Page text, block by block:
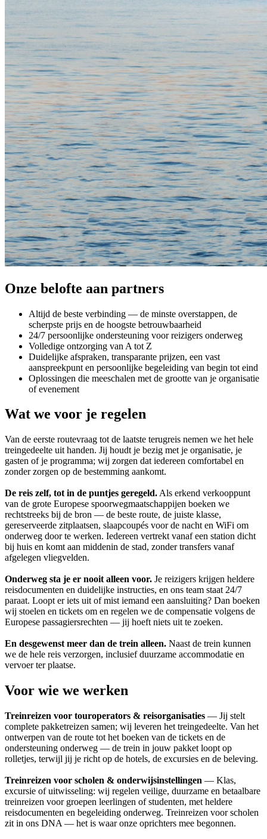
Onze belofte aan partners
Altijd de beste verbinding — de minste overstappen, de
scherpste prijs en de hoogste betrouwbaarheid
24/7 persoonlijke ondersteuning voor reizigers onderweg
Volledige ontzorging van A tot Z
Duidelijke afspraken, transparante prijzen, een vast
aanspreekpunt en persoonlijke begeleiding van begin tot eind
Oplossingen die meeschalen met de grootte van je organisatie
of evenement
Wat we voor je regelen
Van de eerste routevraag tot de laatste terugreis nemen we het hele
treingedeelte uit handen. Jij houdt je bezig met je organisatie, je
gasten of je programma; wij zorgen dat iedereen comfortabel en
zonder zorgen op de bestemming aankomt.
De reis zelf, tot in de puntjes geregeld. Als erkend verkooppunt
van de grote Europese spoorwegmaatschappijen boeken we
rechtstreeks bij de bron — de beste route, de juiste klasse,
gereserveerde zitplaatsen, slaapcoupés voor de nacht en WiFi om
onderweg door te werken. Iedereen vertrekt vanaf een station dicht
bij huis en komt aan middenin de stad, zonder transfers vanaf
afgelegen vliegvelden.
Onderweg sta je er nooit alleen voor. Je reizigers krijgen heldere
reisdocumenten en duidelijke instructies, en ons team staat 24/7
paraat. Loopt er iets uit of mist iemand een aansluiting? Dan boeken
wij stoelen en tickets om en regelen we de compensatie volgens de
Europese passagiersrechten — jij hoeft niets uit te zoeken.
En desgewenst meer dan de trein alleen. Naast de trein kunnen
we de hele reis verzorgen, inclusief duurzame accommodatie en
vervoer ter plaatse.
Voor wie we werken
Treinreizen voor touroperators & reisorganisaties — Jij stelt
complete pakketreizen samen; wij leveren het treingedeelte. Van het
ontwerpen van de route tot het boeken van de tickets en de
ondersteuning onderweg — de trein in jouw pakket loopt op
rolletjes, terwijl jij je richt op de hotels, de excursies en de beleving.
Treinreizen voor scholen & onderwijsinstellingen — Klas,
excursie of uitwisseling: wij regelen veilige, duurzame en betaalbare
treinreizen voor groepen leerlingen of studenten, met heldere
reisdocumenten en begeleiding onderweg. Treinreizen voor scholen
zit in ons DNA — het is waar onze oprichters mee begonnen.